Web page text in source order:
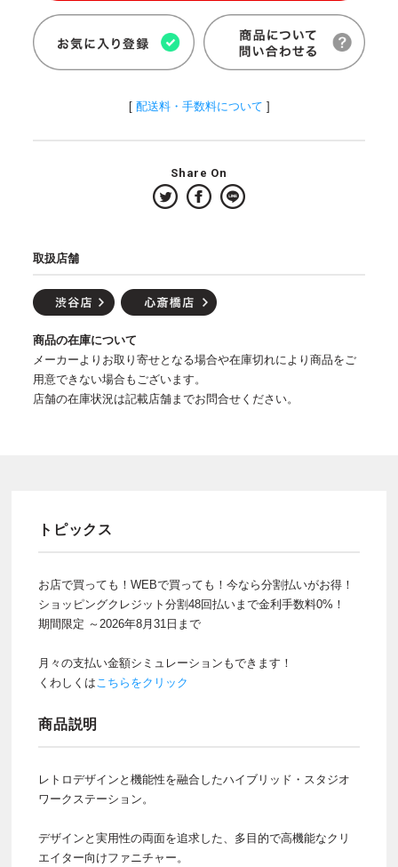
[ 配送料・手数料について ]
Share On
取扱店舗
商品の在庫について
メーカーよりお取り寄せとなる場合や在庫切れにより商品をご
用意できない場合もございます。
店舗の在庫状況は記載店舗までお問合せください。
トピックス
お店で買っても！WEBで買っても！今なら分割払いがお得！
ショッピングクレジット分割48回払いまで金利手数料0%！
期間限定 ～2026年8月31日まで
月々の支払い金額シミュレーションもできます！
くわしくはこちらをクリック
商品説明
レトロデザインと機能性を融合したハイブリッド・スタジオ
ワークステーション。
デザインと実用性の両面を追求した、多目的で高機能なクリ
エイター向けファニチャー。